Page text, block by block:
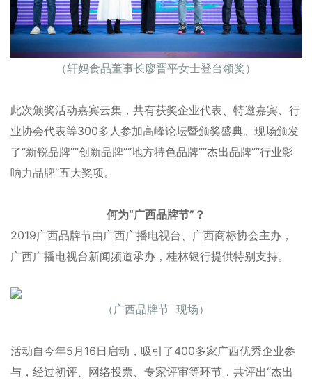
（轩妈食品董事长廖晋平女士登台领奖）
此次颁奖活动嘉宾云集，共有获奖企业代表、特邀嘉宾、行
业协会代表等300多人参加高峰论坛暨颁奖盛典。现场颁发
了“新锐品牌”“创新品牌”“地方特色品牌”“杰出品牌”“行业影
响力品牌”五大奖项。
何为“广西品牌节”？
2019广西品牌节由广西广播电视台、广西商标协会主办，
广西广播电视台新闻频道承办，桂林银行提供特别支持。
（广西品牌节 现场）
活动自今年5月16日启动，吸引了400多家广西优秀企业参
与，经过初评、网络投票、专家评审等环节，共评出“杰出